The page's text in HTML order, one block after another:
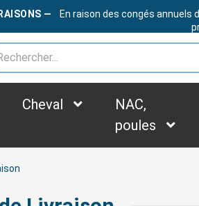
—
En raison des congés
Cheval
NAC,
poules